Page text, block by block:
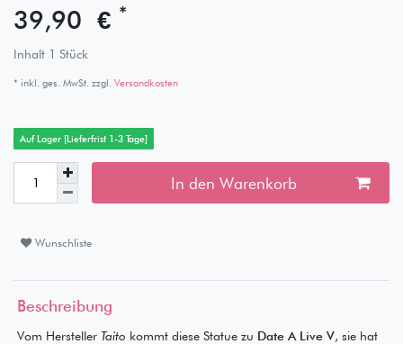
39,90 € *
Inhalt 1 Stück
* inkl. ges. MwSt. zzgl. Versandkosten
Auf Lager [Lieferfrist 1-3 Tage]
In den Warenkorb
Wunschliste
Beschreibung
Vom Hersteller Taito kommt diese Statue zu Date A Live V, sie hat